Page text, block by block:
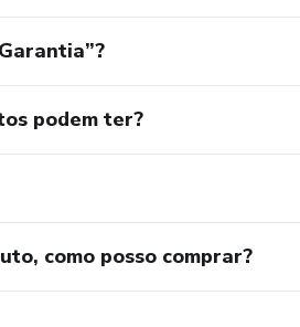
podem ter?
como posso comprar?